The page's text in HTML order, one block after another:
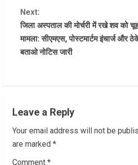
n
t
i
e
R
Next:
जिला अस्पताल की मोर्चरी में रखे शव को
मामला: सीएमएस, पोस्टमार्टम इंचार्ज और
बताओ नोटिस जारी
Leave a Reply
Your email address will not be
are marked *
Comment *